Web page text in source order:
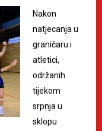
Nakon
natjecanja u
graničaru i
atletici,
održanih
tijekom
srpnja u
sklopu